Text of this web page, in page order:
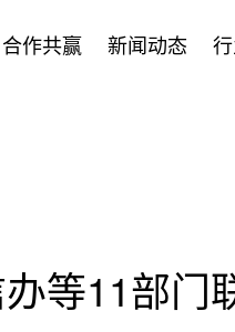
合作共赢 新闻动态
等11部门